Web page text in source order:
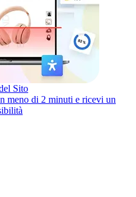
Sito
meno di 2 minuti e ricevi un